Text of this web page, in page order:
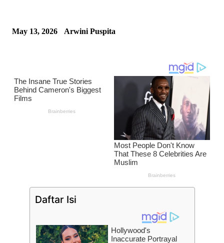
May 13, 2026 Arwini Puspita
Daftar Isi